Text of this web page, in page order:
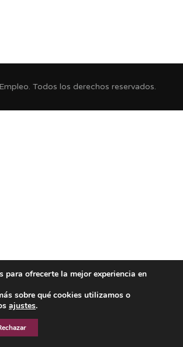
Todos los derechos reservados.
para ofrecerte la mejor experiencia en
sobre qué cookies utilizamos o
ajustes.